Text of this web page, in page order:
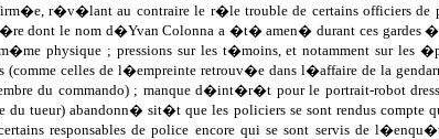
r�v�lant au contraire le r�le trouble de certains officiers de
dont le nom d�Yvan Colonna a �t� amen� durant ces gardes �
physique ; pressions sur les t�moins, et notamment sur les
(comme celles de l�empreinte retrouv�e dans l�affaire de la
du commando) ; manque d�int�r�t pour le portrait-robot
du tueur) abandonn� sit�t que les policiers se sont rendus compte
responsables de police encore qui se sont servis de